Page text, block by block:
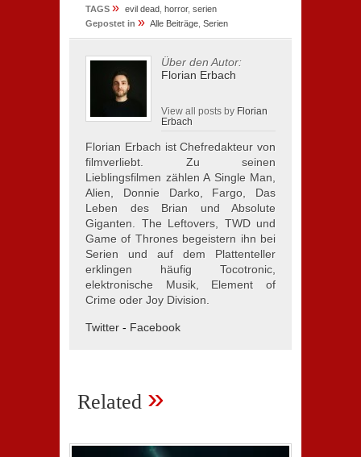
TAGS » evil dead horror, serien
Gepostet in » Alle Beiträge Serien
Über den Autor:
Florian Erbach
View all posts by Florian
Erbach
Florian Erbach ist Chefredakteur von
filmverliebt. Zu seinen
Lieblingsfilmen zählen A Single Man,
Alien, Donnie Darko, Fargo, Das
Leben des Brian und Absolute
Giganten. The Leftovers, TWD und
Game of Thrones begeistern ihn bei
Serien und auf dem Plattenteller
erklingen häufig Tocotronic,
elektronische Musik, Element of
Crime oder Joy Division.
Twitter - Facebook
Related »